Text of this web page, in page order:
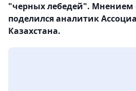
"черных лебедей". Мнением
поделился аналитик
Казахстана.